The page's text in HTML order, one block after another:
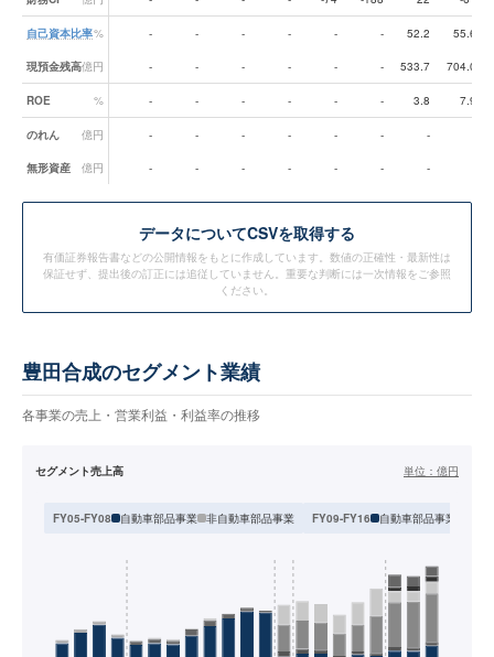
自己資本比率% - - - - - - 52.2 55.6
現預金残高億円 - - - - - - 533.7 704.0
ROE % - - - - - - 3.8 7.9
のれん 億円 - - - - - - -
無形資産 億円 - - - - - - -
データについてCSVを取得する
有価証券報告書などの公開情報をもとに作成しています。数値の正確性・最新性は
保証せず、提出後の訂正には追従していません。重要な判断には一次情報をご参照
ください。
豊田合成のセグメント業績
各事業の売上・営業利益・利益率の推移
セグメント売上高 単位： 億円
FY05-FY08 自動車部品事業 非自動車部品事業 FY09-FY16 自動車部品事業